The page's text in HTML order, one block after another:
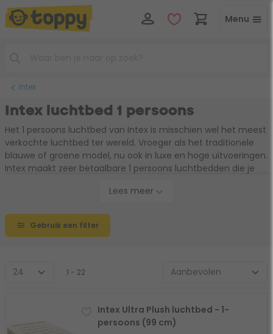
Menu
Intex
Intex luchtbed 1 persoons
Het 1 persoons luchtbed van Intex is misschien wel het meest
verkochte luchtbed ter wereld. Vroeger als het traditionele
blauwe of groene model, nu ook in luxe en hoge uitvoeringen.
Intex maakt zeer betaalbare 1 persoons luchtbedden die je
tijdens een festival. Wil je veel comfort of gebruik je een
persoons luchtbed van Intex. Afhankelijk van het model wordt
het 1 persoons luchtbed uitgerust met een ingebouwde
Lees meer
Gebruik een filter
1 - 22
Intex Ultra Plush luchtbed - 1-
persoons (99 cm)